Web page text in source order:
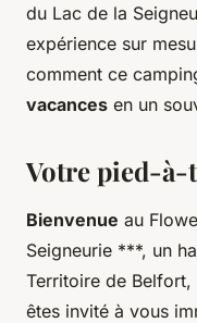
du Lac de la
expérience sur
comment ce
vacances en un
Votre pied-à-
Bienvenue au
Seigneurie ***, un
Territoire de
êtes invité à vous